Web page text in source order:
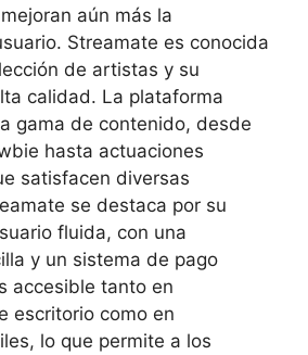
aún más la
Streamate es conocida
de artistas y su
calidad. La plataforma
gama de contenido, desde
hasta actuaciones
satisfacen diversas
se destaca por su
fluida, con una
y un sistema de pago
accesible tanto en
escritorio como en
lo que permite a los